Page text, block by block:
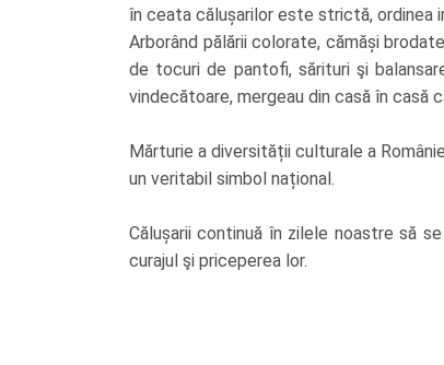
în ceata călușarilor este strictă, ordinea
Arborând pălării colorate, cămăși
de tocuri de pantofi, sărituri şi
vindecătoare, mergeau din casă în casă
Mărturie a diversității culturale a
un veritabil simbol național.
Călușarii continuă în zilele noastre să
curajul şi priceperea lor.